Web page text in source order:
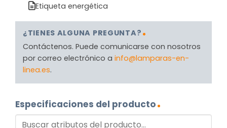
Etiqueta energética
¿TIENES ALGUNA PREGUNTA?
Contáctenos. Puede comunicarse con nosotros
por correo electrónico a info@lamparas-en-
linea.es.
Especificaciones del producto